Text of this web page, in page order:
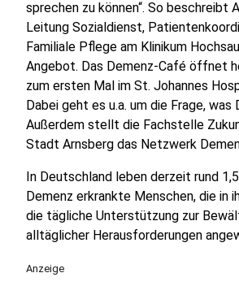
sprechen zu können“. So beschreibt
Leitung Sozialdienst,
Familiale Pflege am Klinikum
Angebot. Das Demenz-Café öffnet
zum ersten Mal im St. Johannes
Dabei geht es u.a. um die Frage, was
Außerdem stellt die Fachstelle
Stadt Arnsberg das Netzwerk
In Deutschland leben derzeit rund
Demenz erkrankte Menschen, die in
die tägliche Unterstützung zur
alltäglicher Herausforderungen
Anzeige